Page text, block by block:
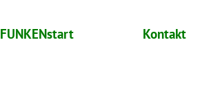
FUNKENstart Kontakt